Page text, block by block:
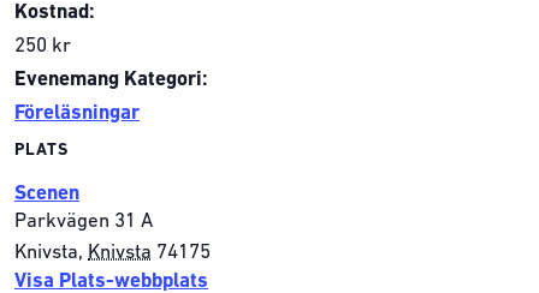
Kostnad:
250 kr
Evenemang Kategori:
Föreläsningar
PLATS
Scenen
Parkvägen 31 A
Knivsta, Knivsta 74175
Visa Plats-webbplats